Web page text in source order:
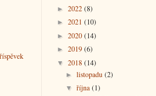
► 2022 (8)
► 2021 (10)
► 2020 (14)
► 2019 (6)
▼ 2018 (14)
► listopadu (2)
▼ října (1)